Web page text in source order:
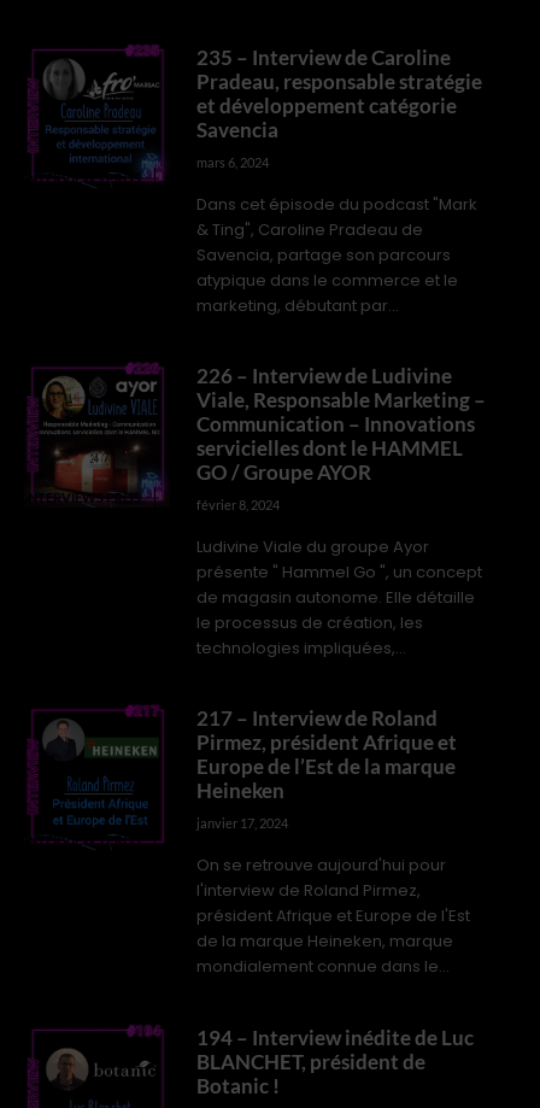
INTERVIEWS PROS
235 – Interview de Caroline
Pradeau, responsable stratégie
et développement catégorie
Savencia
mars 6, 2024
Dans cet épisode du podcast "Mark
& Ting", Caroline Pradeau de
Savencia, partage son parcours
atypique dans le commerce et le
marketing, débutant par...
INTERVIEWS PROS
226 – Interview de Ludivine
Viale, Responsable Marketing –
Communication – Innovations
servicielles dont le HAMMEL
GO / Groupe AYOR
février 8, 2024
Ludivine Viale du groupe Ayor
présente " Hammel Go ", un concept
de magasin autonome. Elle détaille
le processus de création, les
technologies impliquées,...
INTERVIEWS PROS
217 – Interview de Roland
Pirmez, président Afrique et
Europe de l’Est de la marque
Heineken
janvier 17, 2024
On se retrouve aujourd'hui pour
l'interview de Roland Pirmez,
président Afrique et Europe de l'Est
de la marque Heineken, marque
mondialement connue dans le...
194 – Interview inédite de Luc
BLANCHET, président de
Botanic !